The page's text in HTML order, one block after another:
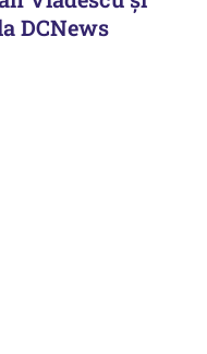
DCNews